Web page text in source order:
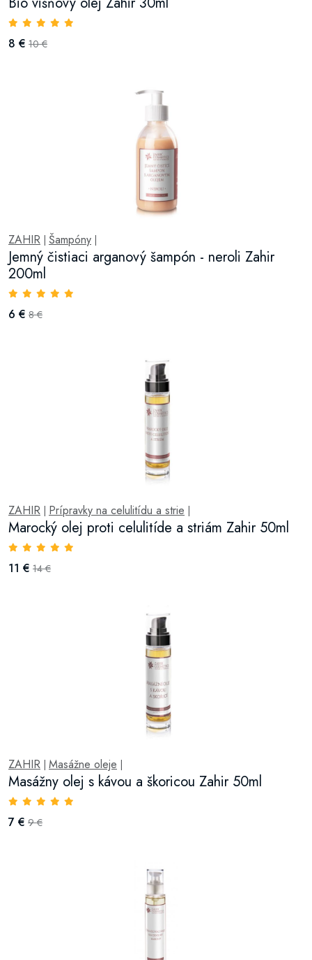
8 € 10 €
ZAHIR Šampóny
Jemný čistiaci arganový šampón - neroli Zahir
200ml
6 € 8 €
ZAHIR Prípravky na celulitídu a strie
Marocký olej proti celulitíde a striám Zahir 50ml
11 € 14 €
ZAHIR Masážne oleje
Masážny olej s kávou a škoricou Zahir 50ml
7 € 9 €